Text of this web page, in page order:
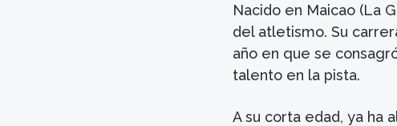
Nacido en Maicao (La
del atletismo. Su
año en que se
talento en la pista.
A su corta edad, ya ha